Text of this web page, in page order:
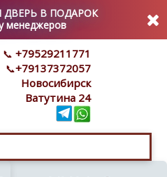
ДВЕРЬ В ПОДАРОК
менеджеров
+79529211771
+79137372057
Новосибирск
Ватутина 24